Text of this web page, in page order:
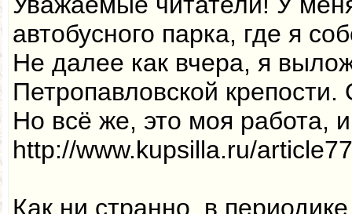
автобусного парка, где я
Не далее как вчера, я
Петропавловской
Но всё же, это моя работа,
http://www.kupsilla.ru/
Как ни странно, в